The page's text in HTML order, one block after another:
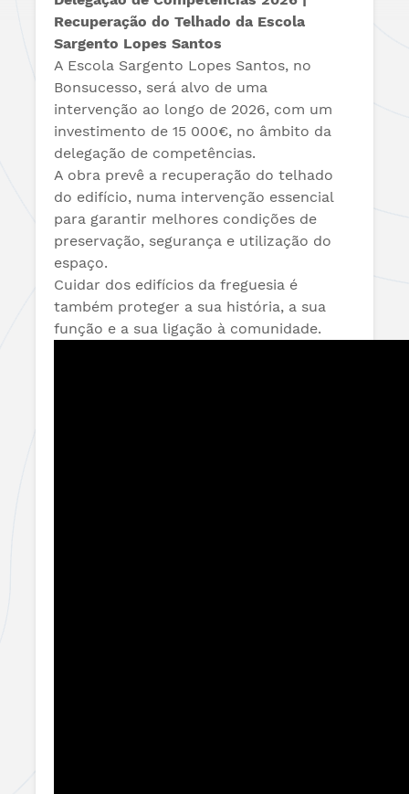
Recuperação do Telhado da Escola
Sargento Lopes Santos
A Escola Sargento Lopes Santos, no
Bonsucesso, será alvo de uma
intervenção ao longo de 2026, com um
investimento de 15 000€, no âmbito da
delegação de competências.
A obra prevê a recuperação do telhado
do edifício, numa intervenção essencial
para garantir melhores condições de
preservação, segurança e utilização do
espaço.
Cuidar dos edifícios da freguesia é
também proteger a sua história, a sua
função e a sua ligação à comunidade.